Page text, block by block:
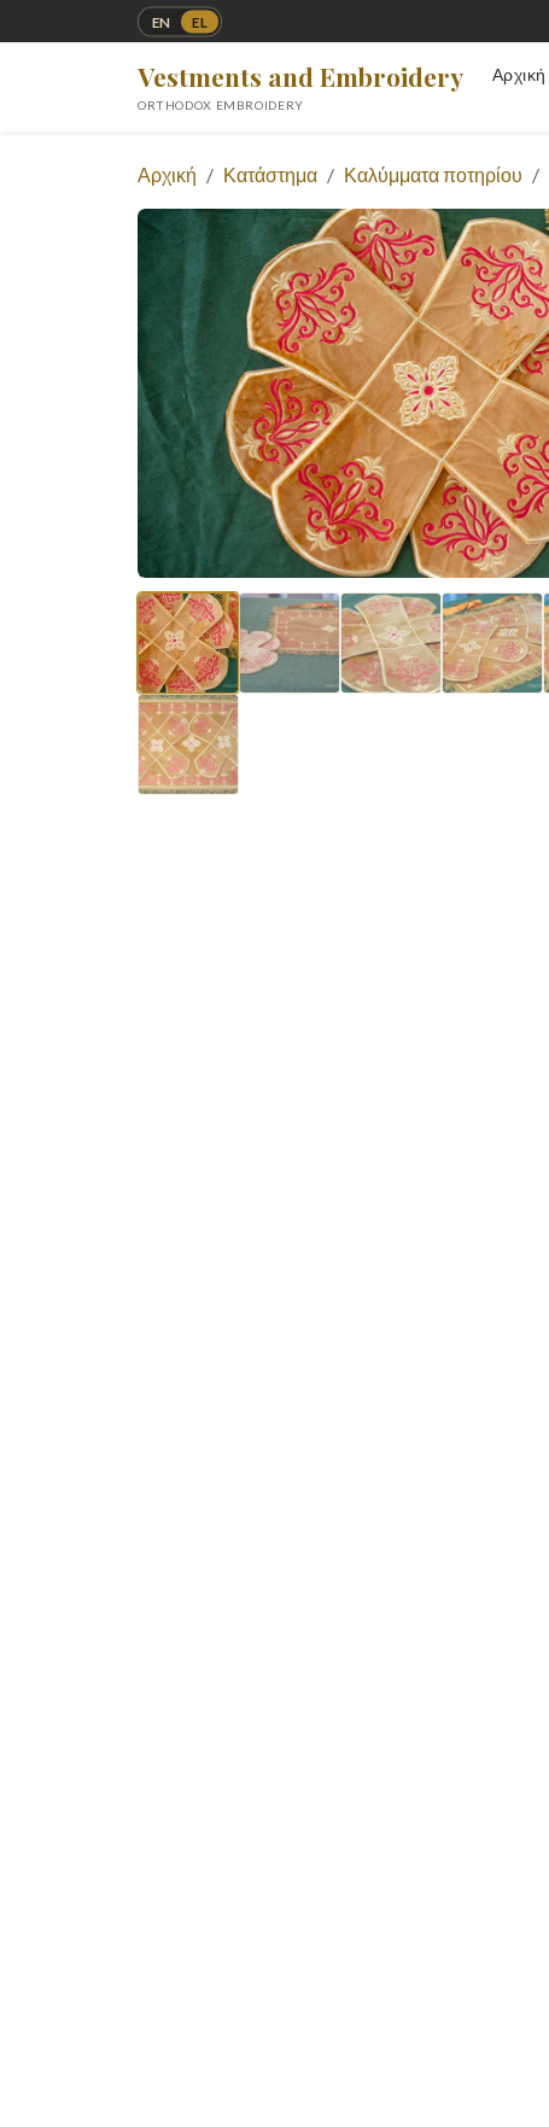
EN EL
Vestments and Embroidery
ORTHODOX EMBROIDERY
Αρχική
Αρχική Κατάστημα Καλύμματα ποτηρίου